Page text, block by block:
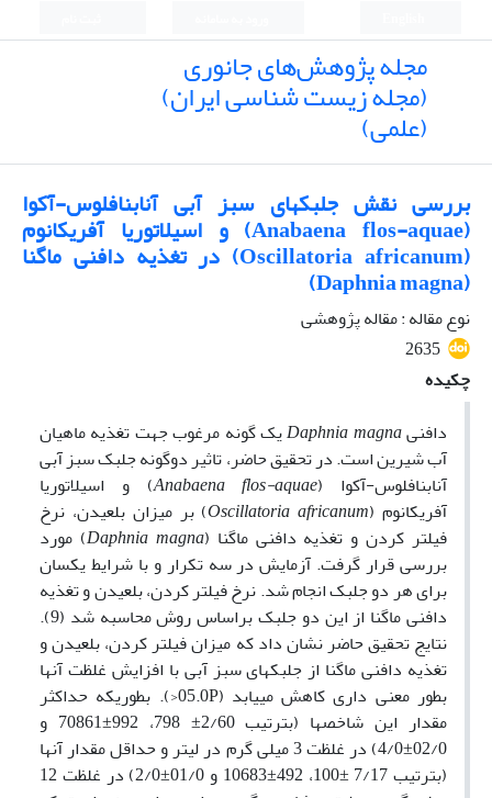
مجله پژوهش‌های جانوری
(مجله زیست شناسی ایران)
(علمی)
بررسی نقش جلبکهای سبز آبی آنابنافلوس-آکوا
(Anabaena flos-aquae) و اسیلاتوریا آفریکانوم
(Oscillatoria africanum) در تغذیه دافنی ماگنا
(Daphnia magna)
نوع مقاله : مقاله پژوهشی
2635
چکیده
دافنیDaphnia magnaیک گونه مرغوب جهت تغذیه ماهیان
آب شیرین است. در تحقیق حاضر، تاثیر دوگونه جلبک سبز آبی
آنابنافلوس-آکوا (Anabaena flos-aquae) و اسیلاتوریا
آفریکانوم (
Oscillatoria africanum
) بر میزان بلعیدن، نرخ
فیلتر کردن و تغذیه دافنی ماگنا (
Daphnia magna
) مورد
بررسی قرار گرفت. آزمایش در سه تکرار و با شرایط یکسان
برای هر دو جلبک انجام شد. نرخ فیلتر کردن، بلعیدن و تغذیه
دافنی ماگنا از این دو جلبک براساس روش محاسبه شد (9).
نتایج تحقیق حاضر نشان داد که میزان فیلتر کردن، بلعیدن و
تغذیه دافنی ماگنا از جلبکهای سبز آبی با افزایش غلظت آنها
بطور معنی داری کاهش می­یابد (05.0P<). بطوریکه حداکثر
مقدار این شاخصها (بترتیب 2/60± 798، 992±70861 و
02/0±4/0) در غلظت 3 میلی گرم در لیتر و حداقل مقدار آنها
(بترتیب 7/17 ±100، 492±10683 و 01/0±2/0) در غلظت 12